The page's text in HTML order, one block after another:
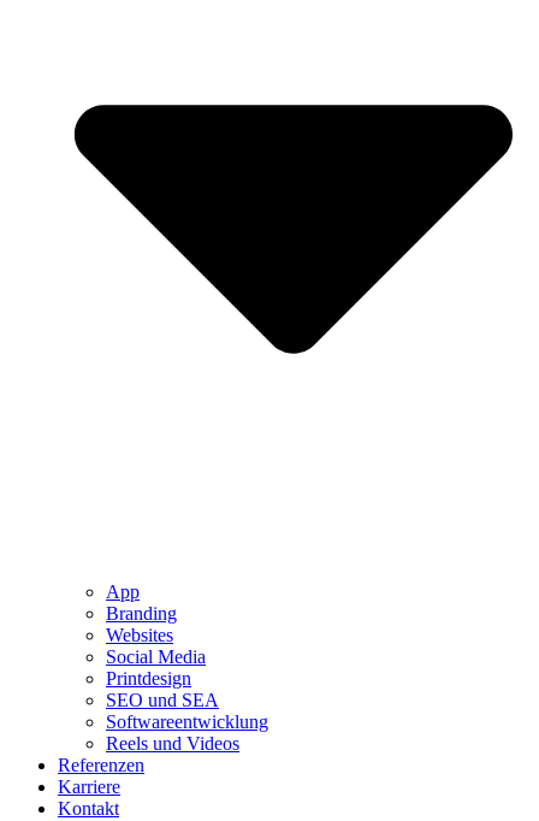
App
Branding
Websites
Social Media
Printdesign
SEO und SEA
Softwareentwicklung
Reels und Videos
Referenzen
Karriere
Kontakt